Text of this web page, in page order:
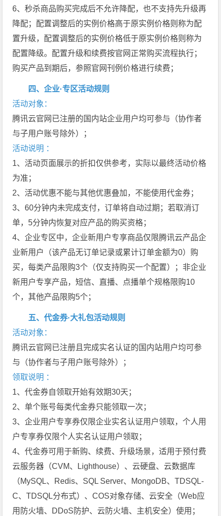
6、秒杀商品购买完成后不允许降配，也不支持先升级再
降配；配置调整后的实例价格高于原实例价格则称为配
置升级，配置调整后的实例价格低于原实例价格则称为
配置降级。配置升级和续费按官网正常购买流程执行；
购买产品到期后，参照官网刊例价格进行续费；
四、企业·专区活动规则
活动对象：
腾讯云官网已注册的国内站企业用户均可参与（协作者
与子用户账号除外）；
活动说明 ：
1、活动页面展示的折扣仅供参考，实际以最终活动价格
为准；
2、活动优惠不能与其他优惠叠加，不能使用代金券；
3、60分钟内未完成支付，订单将自动过期；若取消订
单，5分钟内恢复对应产品的购买资格；
4、企业专区中，企业新用户专享商品仅限腾讯云产品企
业新用户（该产品无订单记录或累计订单金额为0）购
买，每类产品限购3个（仅支持购买一个配置）；非企业
新用户专享产品，短信、直播、点播单个规格限购10
个，其他产品限购5个；
五、代金券·大礼包活动规则
活动对象：
腾讯云官网已注册且完成实名认证的国内站用户均可参
与（协作者与子用户账号除外）；
领取说明 ：
1、代金券自领取开始有效期30天；
2、单个账号每类代金券只能领取一次；
3、企业用户专享券仅限企业实名认证用户领取，个人用
户专享券仅限个人实名认证用户领取；
4、代金券可用于新购、续费、升级场景，适用于预付费
云服务器（CVM、Lighthouse）、云硬盘、云数据库
（MySQL、Redis、SQL Server、MongoDB、TDSQL-
C、TDSQL分布式）、COS对象存储、云安全（Web应
用防火墙、DDoS防护、云防火墙、主机安全）使用；